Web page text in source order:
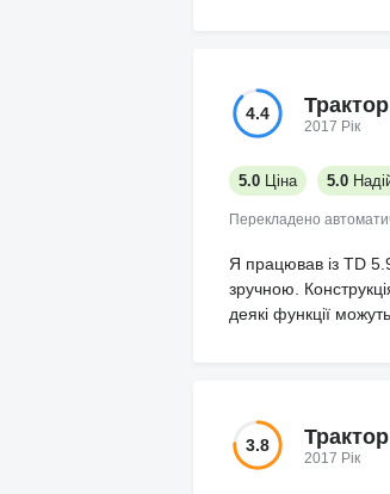
4.4
2017 Рік
5.0 Ціна 5.0
Перекладено
Я працював із TD
зручною.
деякі функції
3.8
2017 Рік